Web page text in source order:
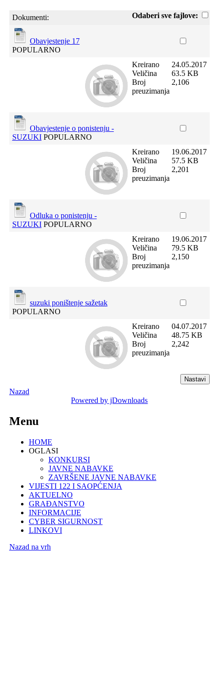
Odaberi sve fajlove:
Dokumenti:
Obavjestenje 17
POPULARNO
Kreirano
Veličina
Broj
preuzimanja
24.05.2017
63.5 KB
2,106
Obavjestenje o ponistenju -
SUZUKI POPULARNO
Kreirano
Veličina
Broj
preuzimanja
19.06.2017
57.5 KB
2,201
Odluka o ponistenju -
SUZUKI POPULARNO
Kreirano
Veličina
Broj
preuzimanja
19.06.2017
79.5 KB
2,150
suzuki poništenje sažetak
POPULARNO
Kreirano
Veličina
Broj
preuzimanja
04.07.2017
48.75 KB
2,242
Nazad
Powered by jDownloads
Menu
HOME
OGLASI
KONKURSI
JAVNE NABAVKE
ZAVRŠENE JAVNE NABAVKE
VIJESTI 122 I SAOPĆENJA
AKTUELNO
GRAĐANSTVO
INFORMACIJE
CYBER SIGURNOST
LINKOVI
Nazad na vrh